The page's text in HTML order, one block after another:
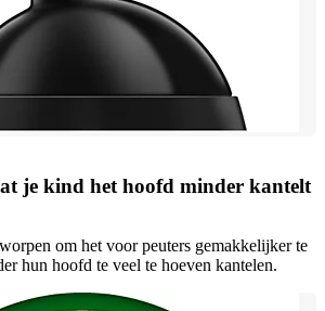
je kind het hoofd minder kantelt
om het voor peuters gemakkelijker te
hun hoofd te veel te hoeven kantelen.